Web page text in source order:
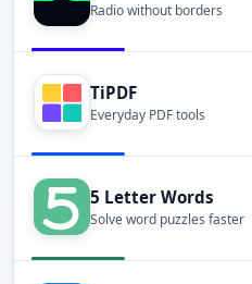
Radio without borders
TiPDF
Everyday PDF tools
5 Letter Words
Solve word puzzles faster